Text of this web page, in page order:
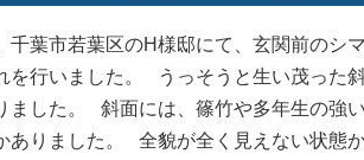
千葉市若葉区のH様邸にて、玄関前のシ
を行いました。 うっそうと生い茂った
ました。 斜面には、篠竹や多年生の強
ありました。 全貌が全く見えない状態